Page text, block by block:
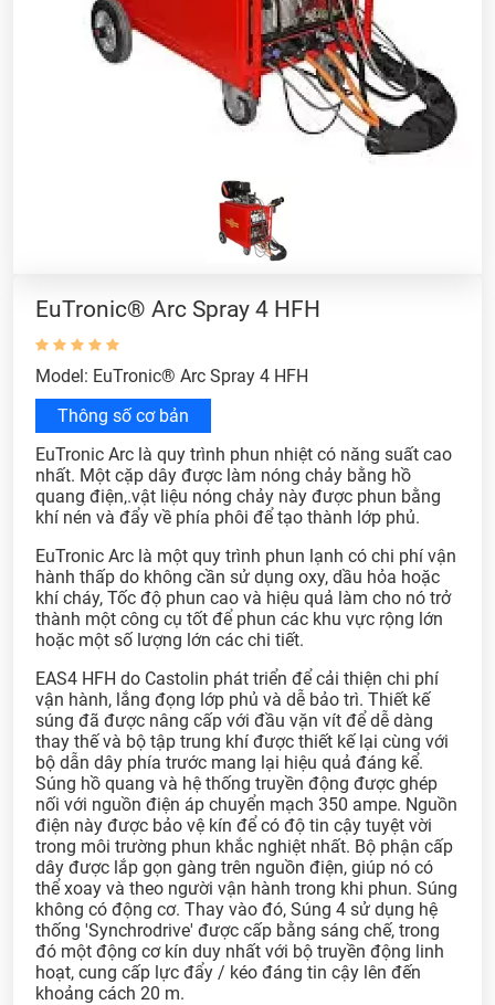
EuTronic® Arc Spray 4 HFH
Model: EuTronic® Arc Spray 4 HFH
Thông số cơ bản
EuTronic Arc là quy trình phun nhiệt có năng suất cao
nhất. Một cặp dây được làm nóng chảy bằng hồ
quang điện,.vật liệu nóng chảy này được phun bằng
khí nén và đẩy về phía phôi để tạo thành lớp phủ.
EuTronic Arc là một quy trình phun lạnh có chi phí vận
hành thấp do không cần sử dụng oxy, dầu hỏa hoặc
khí cháy, Tốc độ phun cao và hiệu quả làm cho nó trở
thành một công cụ tốt để phun các khu vực rộng lớn
hoặc một số lượng lớn các chi tiết.
EAS4 HFH do Castolin phát triển để cải thiện chi phí
vận hành, lắng đọng lớp phủ và dễ bảo trì. Thiết kế
súng đã được nâng cấp với đầu vặn vít để dễ dàng
thay thế và bộ tập trung khí được thiết kế lại cùng với
bộ dẫn dây phía trước mang lại hiệu quả đáng kể.
Súng hồ quang và hệ thống truyền động được ghép
nối với nguồn điện áp chuyển mạch 350 ampe. Nguồn
điện này được bảo vệ kín để có độ tin cậy tuyệt vời
trong môi trường phun khắc nghiệt nhất. Bộ phận cấp
dây được lắp gọn gàng trên nguồn điện, giúp nó có
thể xoay và theo người vận hành trong khi phun. Súng
không có động cơ. Thay vào đó, Súng 4 sử dụng hệ
thống 'Synchrodrive' được cấp bằng sáng chế, trong
đó một động cơ kín duy nhất với bộ truyền động linh
hoạt, cung cấp lực đẩy / kéo đáng tin cậy lên đến
khoảng cách 20 m.